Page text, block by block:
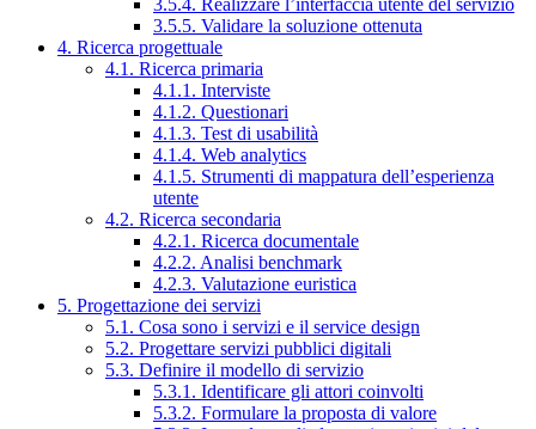
3.5.5. Validare la soluzione ottenuta
4. Ricerca progettuale
4.1. Ricerca primaria
4.1.1. Interviste
4.1.2. Questionari
4.1.3. Test di usabilità
4.1.4. Web analytics
4.1.5. Strumenti di mappatura dell’esperienza
utente
4.2. Ricerca secondaria
4.2.1. Ricerca documentale
4.2.2. Analisi benchmark
4.2.3. Valutazione euristica
5. Progettazione dei servizi
5.1. Cosa sono i servizi e il service design
5.2. Progettare servizi pubblici digitali
5.3. Definire il modello di servizio
5.3.1. Identificare gli attori coinvolti
5.3.2. Formulare la proposta di valore